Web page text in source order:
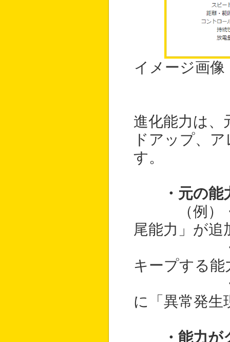
イメージ画像
進化能力は、
ドアップ、
す。
・元の
（例）・
尾能力」が追
・「雷を
キープする
・「異常
に「異常発生
・能力